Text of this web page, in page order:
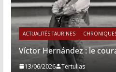
ACTUALITÉS TAURINES
Víctor Hernández : le
13/06/2026 Tertulias